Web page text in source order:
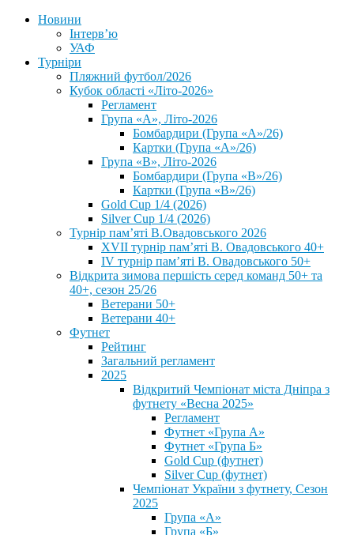
Новини
Інтерв’ю
УАФ
Турніри
Пляжний футбол/2026
Кубок області «Літо-2026»
Регламент
Група «А», Літо-2026
Бомбардири (Група «А»/26)
Картки (Група «А»/26)
Група «В», Літо-2026
Бомбардири (Група «В»/26)
Картки (Група «В»/26)
Gold Cup 1/4 (2026)
Silver Cup 1/4 (2026)
Турнір пам’яті В.Овадовського 2026
XVII турнір пам’яті В. Овадовського 40+
IV турнір пам’яті В. Овадовського 50+
Відкрита зимова першість серед команд 50+ та
40+, сезон 25/26
Ветерани 50+
Ветерани 40+
Футнет
Рейтинг
Загальний регламент
2025
Відкритий Чемпіонат міста Дніпра з
футнету «Весна 2025»
Регламент
Футнет «Група А»
Футнет «Група Б»
Gold Cup (футнет)
Silver Cup (футнет)
Чемпіонат України з футнету, Сезон
2025
Група «А»
Група «Б»